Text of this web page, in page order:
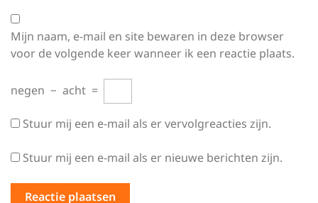
Mijn naam, e-mail en site bewaren in deze browser
voor de volgende keer wanneer ik een reactie plaats.
negen − acht =
Stuur mij een e-mail als er vervolgreacties zijn.
Stuur mij een e-mail als er nieuwe berichten zijn.